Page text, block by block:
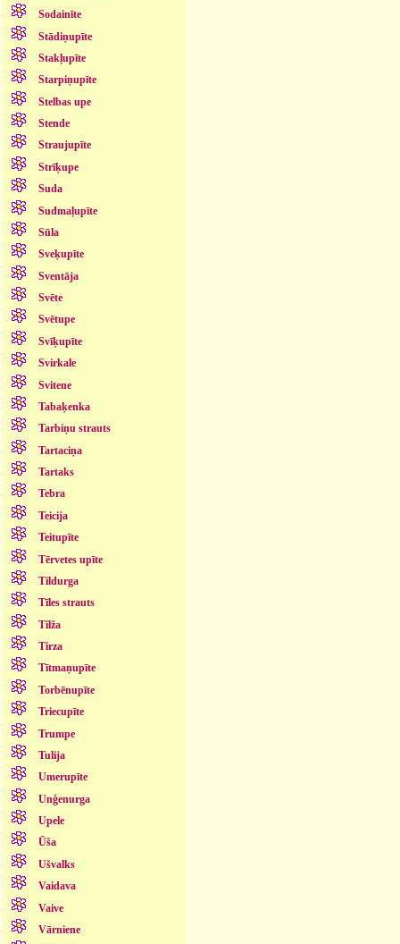
Sodainīte
Stādiņupīte
Stakļupīte
Starpiņupīte
Stelbas upe
Stende
Straujupīte
Strīķupe
Suda
Sudmaļupīte
Sūla
Sveķupīte
Sventāja
Svēte
Svētupe
Svīķupīte
Svirkale
Svitene
Tabaķenka
Tarbiņu strauts
Tartaciņa
Tartaks
Tebra
Teicija
Teitupīte
Tērvetes upīte
Tildurga
Tīles strauts
Tilža
Tirza
Tītmaņupīte
Torbēnupīte
Triecupīte
Trumpe
Tulija
Umerupīte
Unģenurga
Upele
Ūša
Ušvalks
Vaidava
Vaive
Vārniene